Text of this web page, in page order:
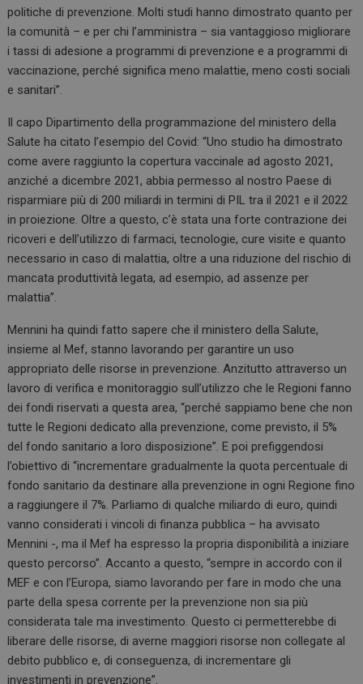
politiche di prevenzione. Molti studi hanno dimostrato quanto per
la comunità – e per chi l’amministra – sia vantaggioso migliorare
i tassi di adesione a programmi di prevenzione e a programmi di
vaccinazione, perché significa meno malattie, meno costi sociali
e sanitari”.
Il capo Dipartimento della programmazione del ministero della
Salute ha citato l’esempio del Covid: “Uno studio ha dimostrato
come avere raggiunto la copertura vaccinale ad agosto 2021,
anziché a dicembre 2021, abbia permesso al nostro Paese di
risparmiare più di 200 miliardi in termini di PIL tra il 2021 e il 2022
in proiezione. Oltre a questo, c’è stata una forte contrazione dei
ricoveri e dell’utilizzo di farmaci, tecnologie, cure visite e quanto
necessario in caso di malattia, oltre a una riduzione del rischio di
mancata produttività legata, ad esempio, ad assenze per
malattia”.
Mennini ha quindi fatto sapere che il ministero della Salute,
insieme al Mef, stanno lavorando per garantire un uso
appropriato delle risorse in prevenzione. Anzitutto attraverso un
lavoro di verifica e monitoraggio sull’utilizzo che le Regioni fanno
dei fondi riservati a questa area, “perché sappiamo bene che non
tutte le Regioni dedicato alla prevenzione, come previsto, il 5%
del fondo sanitario a loro disposizione”. E poi prefiggendosi
l’obiettivo di “incrementare gradualmente la quota percentuale di
fondo sanitario da destinare alla prevenzione in ogni Regione fino
a raggiungere il 7%. Parliamo di qualche miliardo di euro, quindi
vanno considerati i vincoli di finanza pubblica – ha avvisato
Mennini -, ma il Mef ha espresso la propria disponibilità a iniziare
questo percorso”. Accanto a questo, “sempre in accordo con il
MEF e con l’Europa, siamo lavorando per fare in modo che una
parte della spesa corrente per la prevenzione non sia più
considerata tale ma investimento. Questo ci permetterebbe di
liberare delle risorse, di averne maggiori risorse non collegate al
debito pubblico e, di conseguenza, di incrementare gli
investimenti in prevenzione”.